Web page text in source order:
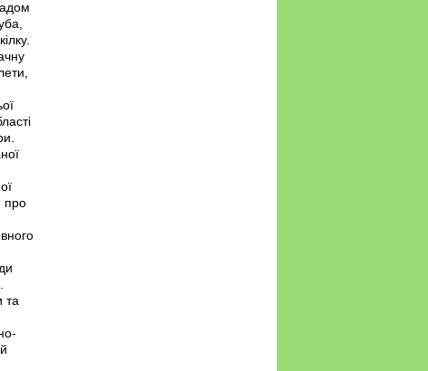
про
та